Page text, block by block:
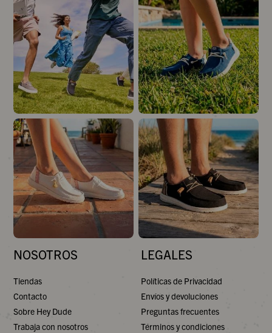
NOSOTROS
Tiendas
Contacto
Sobre Hey Dude
Trabaja con nosotros
LEGALES
Políticas de Privacidad
Envíos y devoluciones
Preguntas frecuentes
Términos y condiciones